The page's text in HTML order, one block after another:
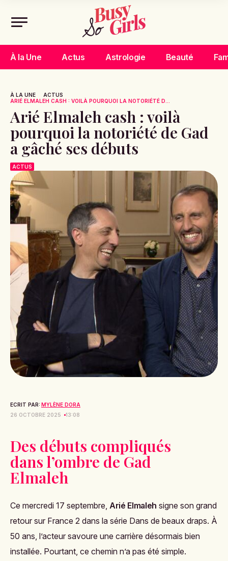
À la Une Actus Astrologie Beauté
À LA UNE
ACTUS
ARIÉ ELMALEH CASH : VOILÀ POURQUOI LA NOTORIÉTÉ D...
Arié Elmaleh cash : voilà
pourquoi la notoriété de Gad
a gâché ses débuts
ACTUS
ECRIT PAR: MYLÈNE DORA
26 OCTOBRE 2025
13:08
Des débuts compliqués
dans l’ombre de Gad
Elmaleh
Ce mercredi 17 septembre, Arié Elmaleh signe son grand
retour sur France 2 dans la série Dans de beaux draps. À
50 ans, l’acteur savoure une carrière désormais bien
installée. Pourtant, ce chemin n’a pas été simple.